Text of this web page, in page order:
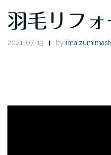
羽毛リフォ
2021-07-13 by